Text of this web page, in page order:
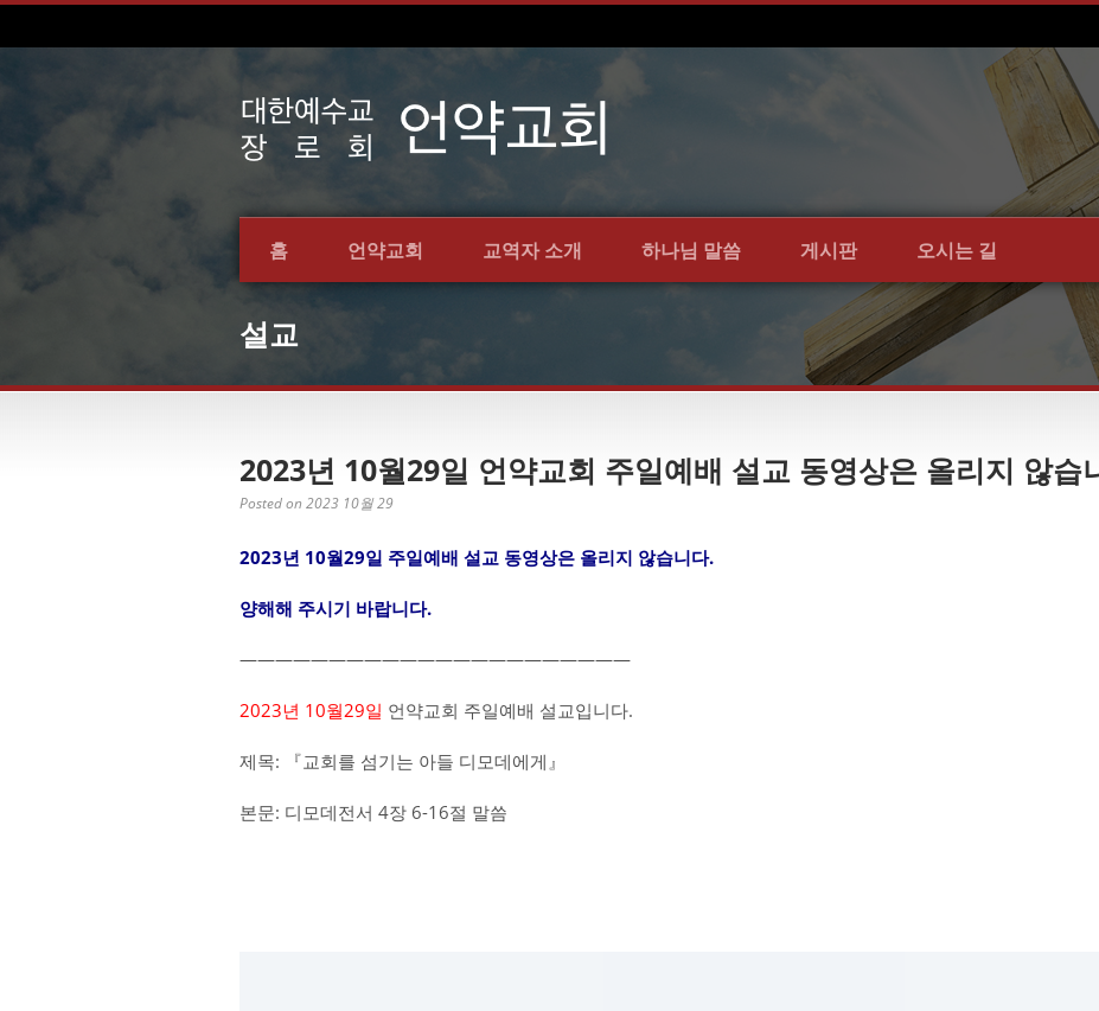
홈 언약교회 교역자 소개 하나님 말씀 게시판 오시는 길
설교
2023년 10월29일 언약교회 주일예배 설교 동영상은 올리지 않습
Posted on 2023 10월 29
2023년 10월29일 주일예배 설교 동영상은 올리지 않습니다.
양해해 주시기 바랍니다.
——————————————————————
2023년 10월29일 언약교회 주일예배 설교입니다.
제목: 『교회를 섬기는 아들 디모데에게』
본문: 디모데전서 4장 6-16절 말씀